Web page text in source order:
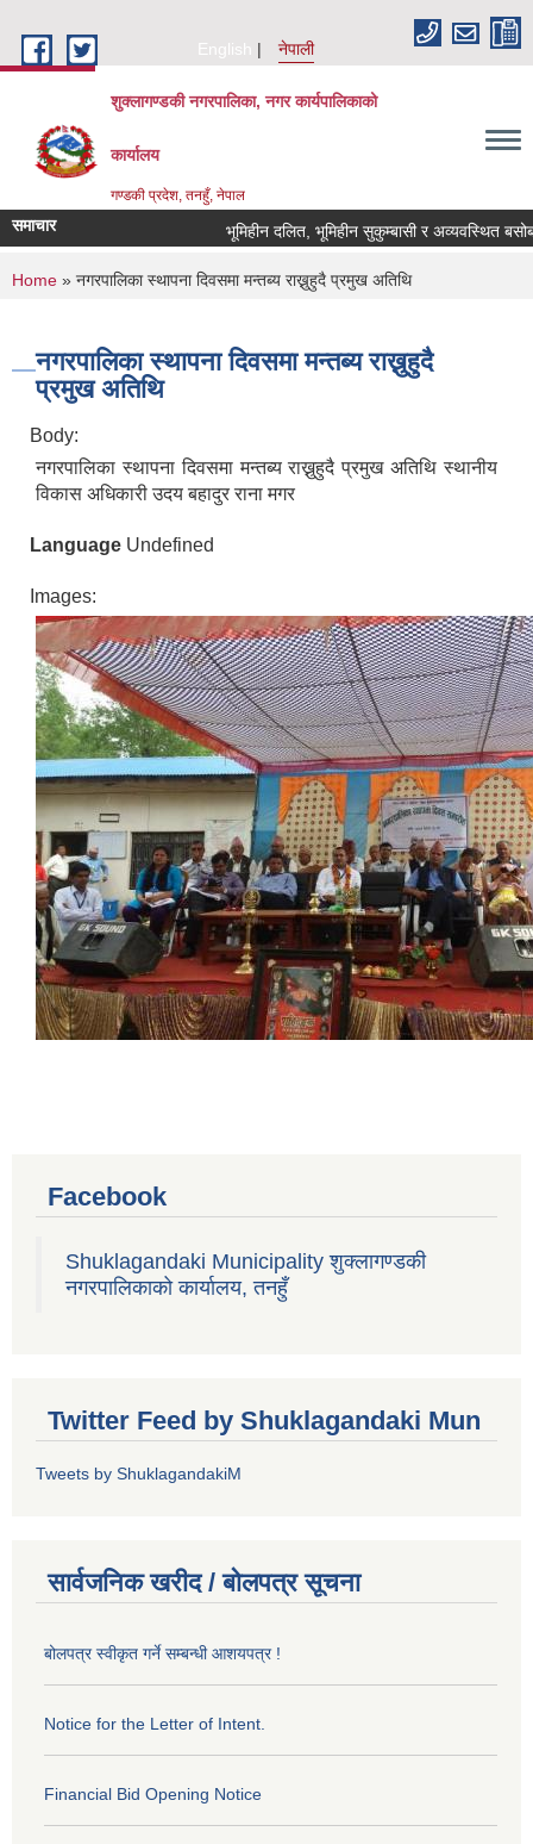
English
नेपाली
शुक्लागण्डकी नगरपालिका, नगर कार्यपालिकाको
कार्यालय
गण्डकी प्रदेश, तनहुँ, नेपाल
समाचार भूमिहीन दलित, भूमिहीन सुकुम्बासी र अव्यवस्थित
You are here
Home » नगरपालिका स्थापना दिवसमा मन्तब्य राख्नुहुदै प्रमुख अतिथि
नगरपालिका स्थापना दिवसमा मन्तब्य राख्नुहुदै
प्रमुख अतिथि
Body:
नगरपालिका स्थापना दिवसमा मन्तब्य राख्नुहुदै प्रमुख अतिथि स्थानीय
विकास अधिकारी उदय बहादुर राना मगर
Language Undefined
Images:
Facebook
Shuklagandaki Municipality शुक्लागण्डकी
नगरपालिकाको कार्यालय, तनहुँ
Twitter Feed by Shuklagandaki Mun
Tweets by ShuklagandakiM
सार्वजनिक खरीद / बोलपत्र सूचना
बोलपत्र स्वीकृत गर्ने सम्बन्धी आशयपत्र !
Notice for the Letter of Intent.
Financial Bid Opening Notice